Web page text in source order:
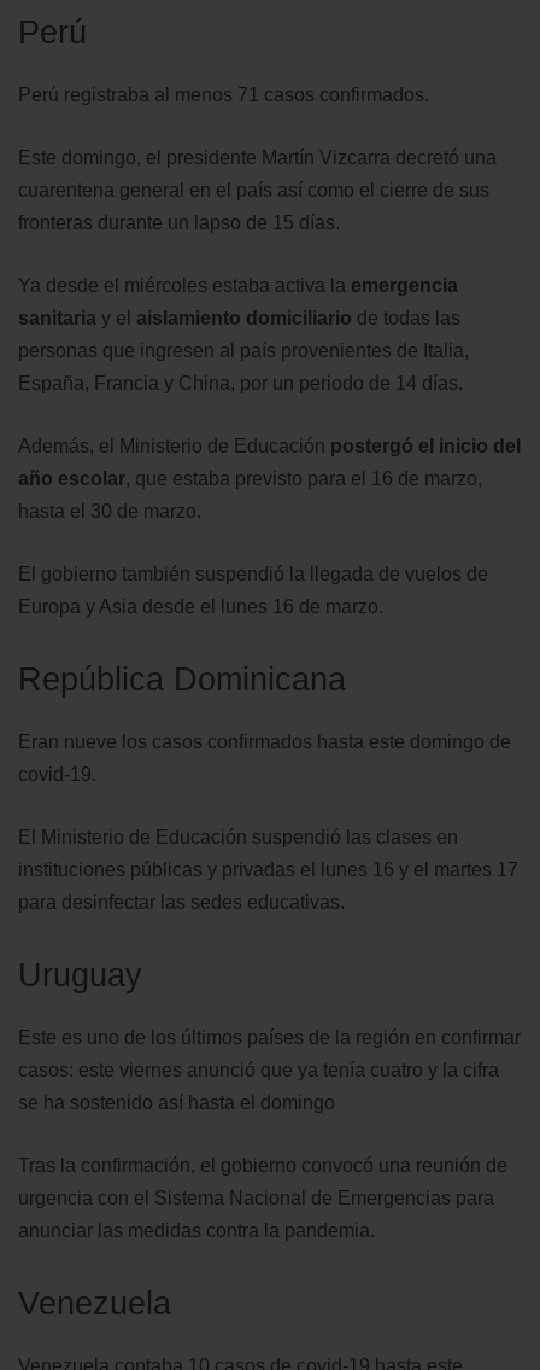
Perú
Perú registraba al menos 71 casos confirmados.
Este domingo, el presidente Martín Vizcarra decretó una
cuarentena general en el país así como el cierre de sus
fronteras durante un lapso de 15 días.
Ya desde el miércoles estaba activa la emergencia
sanitaria y el aislamiento domiciliario de todas las
personas que ingresen al país provenientes de Italia,
España, Francia y China, por un periodo de 14 días.
Además, el Ministerio de Educación postergó el inicio del
año escolar, que estaba previsto para el 16 de marzo,
hasta el 30 de marzo.
El gobierno también suspendió la llegada de vuelos de
Europa y Asia desde el lunes 16 de marzo.
República Dominicana
Eran nueve los casos confirmados hasta este domingo de
covid-19.
El Ministerio de Educación suspendió las clases en
instituciones públicas y privadas el lunes 16 y el martes 17
para desinfectar las sedes educativas.
Uruguay
Este es uno de los últimos países de la región en confirmar
casos: este viernes anunció que ya tenía cuatro y la cifra
se ha sostenido así hasta el domingo
Tras la confirmación, el gobierno convocó una reunión de
urgencia con el Sistema Nacional de Emergencias para
anunciar las medidas contra la pandemia.
Venezuela
Venezuela contaba 10 casos de covid-19 hasta este